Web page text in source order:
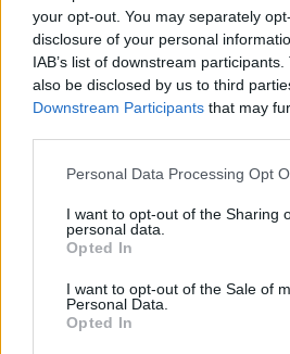
your opt-out. You may separately
disclosure of your personal
IAB’s list of downstream
also be disclosed by us to third
Downstream Participants that may
Please note that this website/app
not limited to your visit or usage
grant or deny consent to Google and
use your data for below specified
consent section.
Personal Data Processing Opt
I want to opt-out of the Sharing
personal data.
Opted In
I want to opt-out of the Sale of
Personal Data.
Opted In
Αν τα χάσατε
Μήνυμα του 112 για
ετοιμότητα